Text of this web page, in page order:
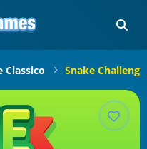
Classico Snake Challenge